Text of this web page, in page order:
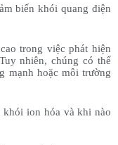
biến khói quang điện
trong việc phát hiện
nhiên, chúng có thể
mạnh hoặc môi trường
khói ion hóa và khi nào